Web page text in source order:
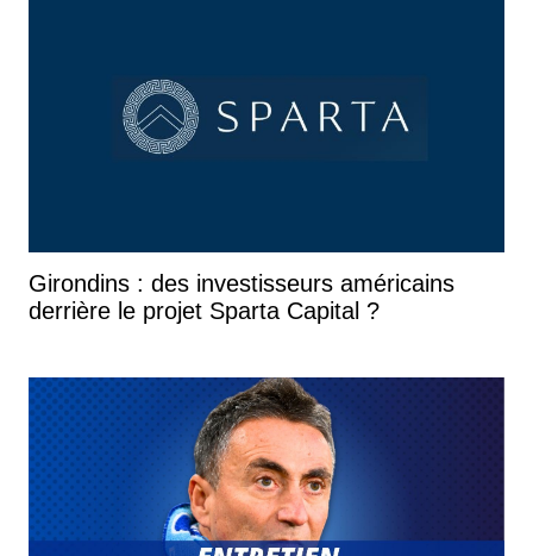
Girondins : des investisseurs américains
derrière le projet Sparta Capital ?